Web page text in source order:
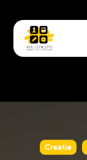
main
content
Creatie